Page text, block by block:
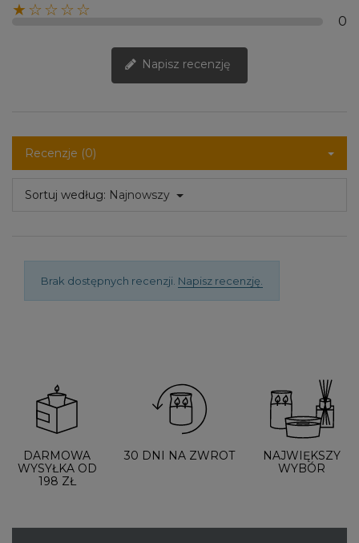
★☆☆☆☆
0
Napisz recenzję
Recenzje (0)
Sortuj według: Najnowszy
Brak dostępnych recenzji. Napisz recenzję.
DARMOWA
WYSYŁKA OD
198 ZŁ
30 DNI NA ZWROT
NAJWIĘKSZY
WYBÓR